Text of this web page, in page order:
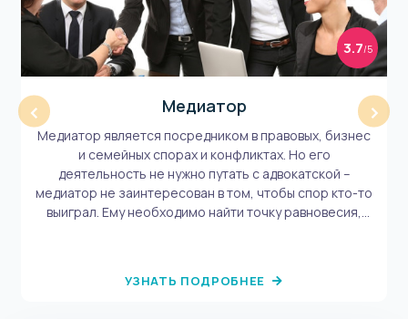
‹
3.7/5
Медиатор
Медиатор является посредником в правовых, бизнес
и семейных спорах и конфликтах. Но его
деятельность не нужно путать с адвокатской –
медиатор не заинтересован в том, чтобы спор кто-то
выиграл. Ему необходимо найти точку равновесия,
УЗНАТЬ ПОДРОБНЕЕ
›